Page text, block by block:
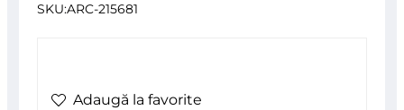
SKU:ARC-215681
Adaugă la favorite